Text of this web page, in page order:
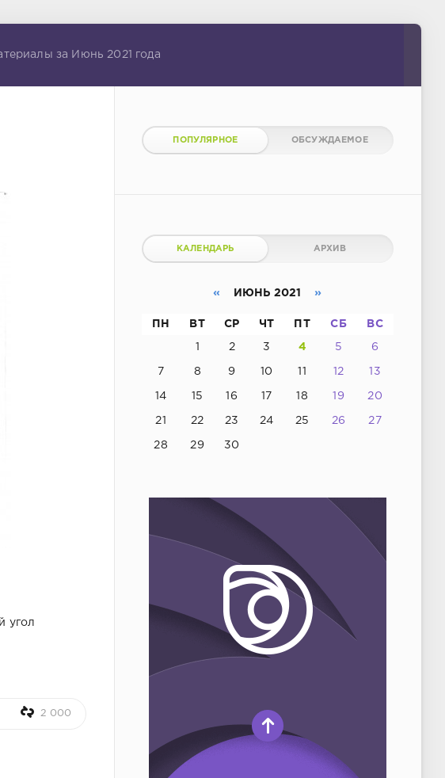
за Июнь 2021 года
угол
2 000
ПОПУЛЯРНОЕ ОБСУЖДАЕМОЕ
КАЛЕНДАРЬ АРХИВ
« ИЮНЬ 2021 »
ПН ВТ СР ЧТ ПТ СБ ВС
1 2 3 4 5 6
7 8 9 10 11 12 13
14 15 16 17 18 19 20
21 22 23 24 25 26 27
28 29 30